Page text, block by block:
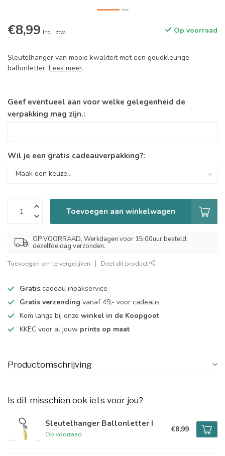
€8,99 Incl. btw Op voorraad
Sleutelhanger van mooie kwaliteit met een goudkleurige
ballonletter. Lees meer.
Geef eventueel aan voor welke gelegenheid de
verpakking mag zijn.:
Wil je een gratis cadeauverpakking?:
Toevoegen aan winkelwagen
OP VOORRAAD. Werkdagen voor 15:00uur besteld,
dezelfde dag verzonden.
Toevoegen om te vergelijken Deel dit product
Gratis cadeau inpakservice
Gratis verzending vanaf 49,- voor cadeaus
Kom langs bij onze winkel in de Koopgoot
KKEC voor al jouw prints op maat
Productomschrijving
Is dit misschien ook iets voor jou?
Sleutelhanger Ballonletter I
Op voorraad
€8,99